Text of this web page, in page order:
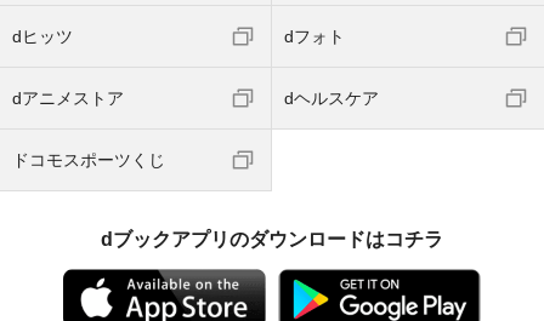
dヒッツ dフォト
dアニメストア dヘルスケア
ドコモスポーツくじ
dブックアプリのダウンロードはコチラ